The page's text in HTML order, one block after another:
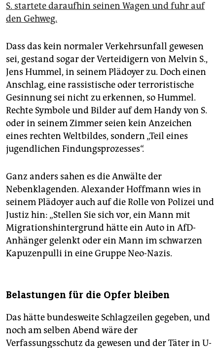
S. startete daraufhin seinen Wagen und fuhr auf
den Gehweg.
Dass das kein normaler Verkehrsunfall gewesen
sei, gestand sogar der Verteidigern von Melvin S.,
Jens Hummel, in seinem Plädoyer zu. Doch einen
Anschlag, eine rassistische oder terroristische
Gesinnung sei nicht zu erkennen, so Hummel.
Rechte Symbole und Bilder auf dem Handy von S.
oder in seinem Zimmer seien kein Anzeichen
eines rechten Weltbildes, sondern „Teil eines
jugendlichen Findungsprozesses“.
Ganz anders sahen es die Anwälte der
Nebenklagenden. Alexander Hoffmann wies in
seinem Plädoyer auch auf die Rolle von Polizei und
Justiz hin: „Stellen Sie sich vor, ein Mann mit
Migrationshintergrund hätte ein Auto in AfD-
Anhänger gelenkt oder ein Mann im schwarzen
Kapuzenpulli in eine Gruppe Neo-Nazis.
Belastungen für die Opfer bleiben
Das hätte bundesweite Schlagzeilen gegeben, und
noch am selben Abend wäre der
Verfassungsschutz da gewesen und der Täter in U-